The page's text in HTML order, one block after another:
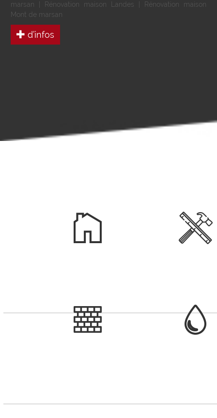
marsan
Rénovation maison Landes
Rénovation maison
Mont de marsan
d’infos